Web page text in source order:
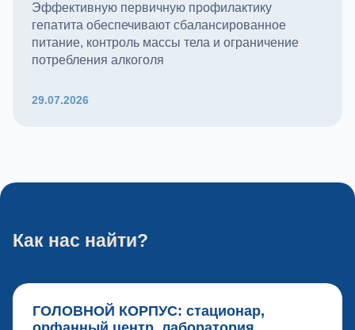
Эффективную первичную профилактику
гепатита обеспечивают сбалансированное
питание, контроль массы тела и ограничение
потребления алкоголя
29.07.2026
Как нас найти?
ГОЛОВНОЙ КОРПУС: стационар,